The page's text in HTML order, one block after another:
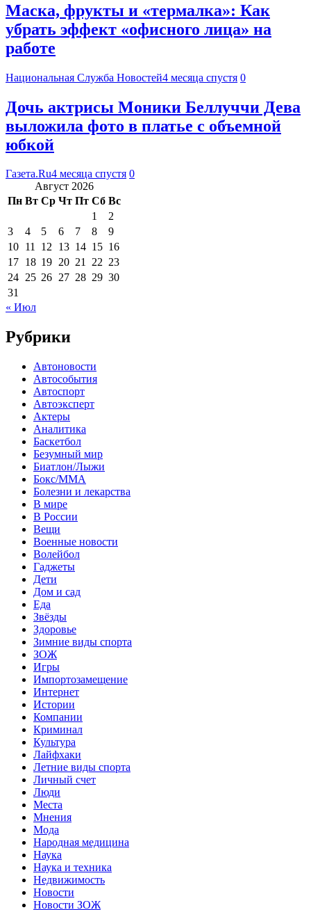
Маска, фрукты и «термалка»: Как
убрать эффект «офисного лица» на
работе
Национальная Служба Новостей4 месяца спустя 0
Дочь актрисы Моники Беллуччи Дева
выложила фото в платье с объемной
юбкой
Газета.Ru4 месяца спустя 0
Август 2026
Пн Вт Ср Чт Пт Сб Вс
1
2
3
4 5 6 7 8
9
10 11 12 13 14 15 16
17 18 19 20 21 22 23
24 25 26 27 28 29 30
31
« Июл
Рубрики
Автоновости
Автособытия
Автоспорт
Автоэксперт
Актеры
Аналитика
Баскетбол
Безумный мир
Биатлон/Лыжи
Бокс/MMA
Болезни и лекарства
В мире
В России
Вещи
Военные новости
Волейбол
Гаджеты
Дети
Дом и сад
Еда
Звёзды
Здоровье
Зимние виды спорта
ЗОЖ
Игры
Импортозамещение
Интернет
Истории
Компании
Криминал
Культура
Лайфхаки
Летние виды спорта
Личный счет
Люди
Места
Мнения
Мода
Народная медицина
Наука
Наука и техника
Недвижимость
Новости
Новости ЗОЖ